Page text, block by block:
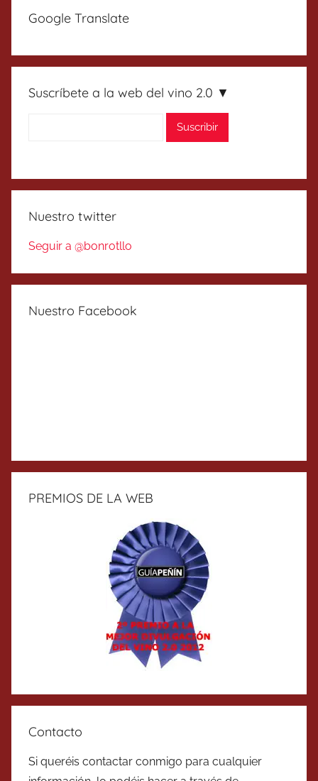
Google Translate
Suscríbete a la web del vino 2.0 ▼
Nuestro twitter
Seguir a @bonrotllo
Nuestro Facebook
PREMIOS DE LA WEB
Contacto
Si queréis contactar conmigo para cualquier